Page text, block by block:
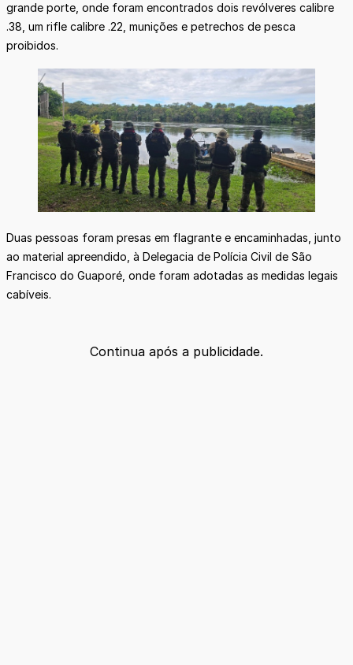
grande porte, onde foram encontrados dois revólveres calibre
.38, um rifle calibre .22, munições e petrechos de pesca
proibidos.
Duas pessoas foram presas em flagrante e encaminhadas, junto
ao material apreendido, à Delegacia de Polícia Civil de São
Francisco do Guaporé, onde foram adotadas as medidas legais
cabíveis.
Continua após a publicidade.